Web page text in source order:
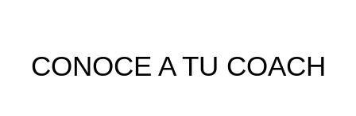
CONOCE A TU COACH